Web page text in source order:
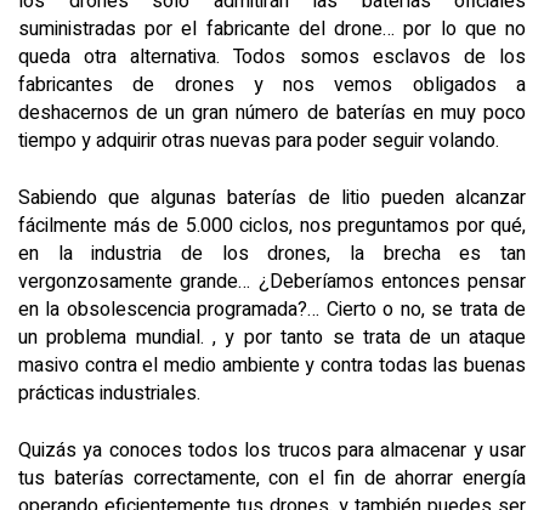
suministradas por el fabricante del drone… por lo que no
queda otra alternativa. Todos somos esclavos de los
fabricantes de drones y nos vemos obligados a
deshacernos de un gran número de baterías en muy poco
tiempo y adquirir otras nuevas para poder seguir volando.
Sabiendo que algunas baterías de litio pueden alcanzar
fácilmente más de 5.000 ciclos, nos preguntamos por qué,
en la industria de los drones, la brecha es tan
vergonzosamente grande… ¿Deberíamos entonces pensar
en la obsolescencia programada?… Cierto o no, se trata de
un problema mundial. , y por tanto se trata de un ataque
masivo contra el medio ambiente y contra todas las buenas
prácticas industriales.
Quizás ya conoces todos los trucos para almacenar y usar
tus baterías correctamente, con el fin de ahorrar energía